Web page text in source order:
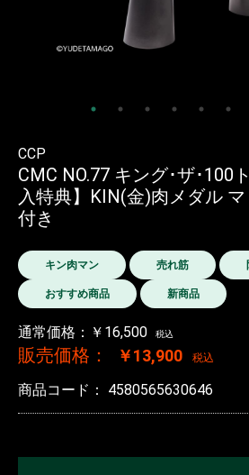
CCP
CMC NO.77 キング･ザ･100
入特典】KIN(金)肉メダル
付き
キン肉マン 売れ筋
おすすめ商品 新商品
通常価格：￥16,500 税込
販売価格： ￥13,900 税込
商品コード： 4580565630646